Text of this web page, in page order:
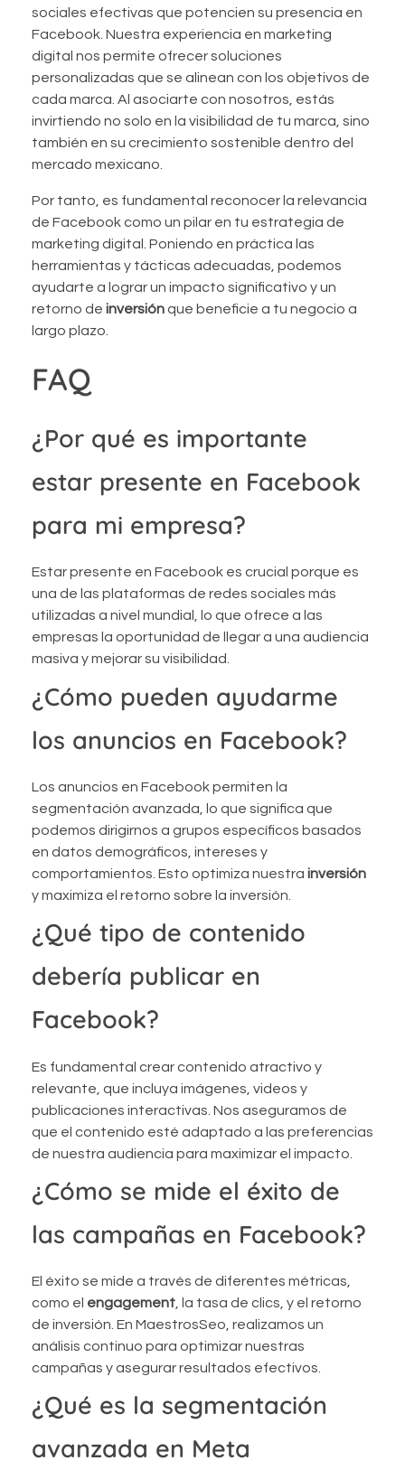
sociales efectivas que potencien su presencia en
Facebook. Nuestra experiencia en marketing
digital nos permite ofrecer soluciones
personalizadas que se alinean con los objetivos de
cada marca. Al asociarte con nosotros, estás
invirtiendo no solo en la visibilidad de tu marca, sino
también en su crecimiento sostenible dentro del
mercado mexicano.
Por tanto, es fundamental reconocer la relevancia
de Facebook como un pilar en tu estrategia de
marketing digital. Poniendo en práctica las
herramientas y tácticas adecuadas, podemos
ayudarte a lograr un impacto significativo y un
retorno de inversiónque beneficie a tu negocio a
largo plazo.
FAQ
¿Por qué es importante
estar presente en Facebook
para mi empresa?
Estar presente en Facebook es crucial porque es
una de las plataformas de redes sociales más
utilizadas a nivel mundial, lo que ofrece a las
empresas la oportunidad de llegar a una audiencia
masiva y mejorar su visibilidad.
¿Cómo pueden ayudarme
los anuncios en Facebook?
Los anuncios en Facebook permiten la
segmentación avanzada, lo que significa que
podemos dirigirnos a grupos específicos basados
en datos demográficos, intereses y
comportamientos. Esto optimiza nuestra inversión
y maximiza el retorno sobre la inversión.
¿Qué tipo de contenido
debería publicar en
Facebook?
Es fundamental crear contenido atractivo y
relevante, que incluya imágenes, videos y
publicaciones interactivas. Nos aseguramos de
que el contenido esté adaptado a las preferencias
de nuestra audiencia para maximizar el impacto.
¿Cómo se mide el éxito de
las campañas en Facebook?
El éxito se mide a través de diferentes métricas,
como el engagement , la tasa de clics, y el retorno
de inversión. En MaestrosSeo, realizamos un
análisis continuo para optimizar nuestras
campañas y asegurar resultados efectivos.
¿Qué es la segmentación
avanzada en Meta